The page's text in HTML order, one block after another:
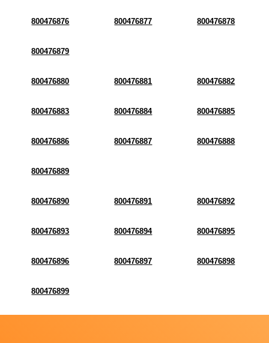
800476876 800476877 800476878
800476879
800476880 800476881 800476882
800476883 800476884 800476885
800476886 800476887 800476888
800476889
800476890 800476891 800476892
800476893 800476894 800476895
800476896 800476897 800476898
800476899